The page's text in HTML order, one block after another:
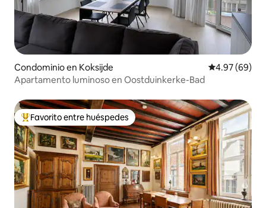
Condominio en Koksijde Calificación
4.97 (69)
Apartamento luminoso en Oostduinkerke-Bad
De los mejores en Favorito entre huéspedes
Favorito entre huéspedes